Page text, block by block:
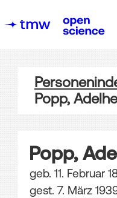
Popp,
Popp,
geb. 11. Februar
gest. 7. März